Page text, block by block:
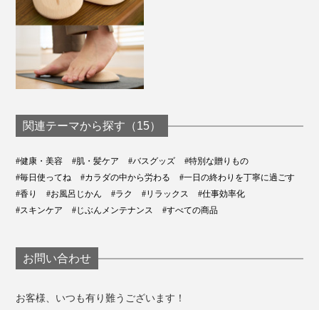
関連テーマから探す（15）
#健康・美容 #肌・髪ケア #バスグッズ
#特別な贈りもの
#毎日使ってね
#カラダの中から労わる
#一日の終わりを丁寧に過ごす
#香り
#お風呂じかん #ラク #リラックス
#仕事効率化
#スキンケア
#じぶんメンテナンス #すべての商品
お問い合わせ
お客様、いつも有り難うございます！